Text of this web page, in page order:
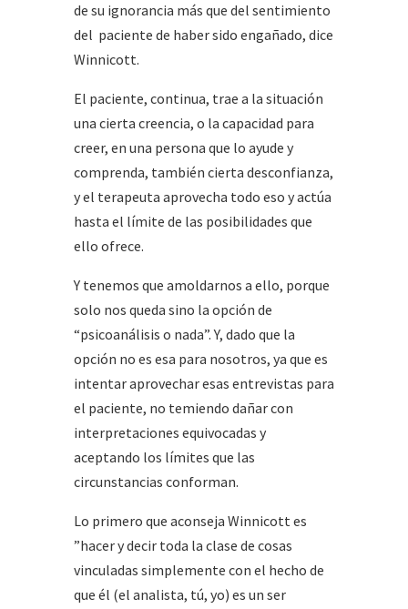
de su ignorancia más que del sentimiento
del paciente de haber sido engañado, dice
Winnicott.
El paciente, continua, trae a la situación
una cierta creencia, o la capacidad para
creer, en una persona que lo ayude y
comprenda, también cierta desconfianza,
y el terapeuta aprovecha todo eso y actúa
hasta el límite de las posibilidades que
ello ofrece.
Y tenemos que amoldarnos a ello, porque
solo nos queda sino la opción de
“psicoanálisis o nada”. Y, dado que la
opción no es esa para nosotros, ya que es
intentar aprovechar esas entrevistas para
el paciente, no temiendo dañar con
interpretaciones equivocadas y
aceptando los límites que las
circunstancias conforman.
Lo primero que aconseja Winnicott es
”hacer y decir toda la clase de cosas
vinculadas simplemente con el hecho de
que él (el analista, tú, yo) es un ser